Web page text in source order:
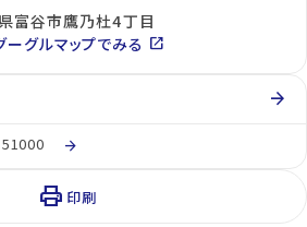
富谷市鷹乃杜4丁目
ーグルマップでみる open_in_new
arrow_forward
51000 arrow_forward
print 印刷